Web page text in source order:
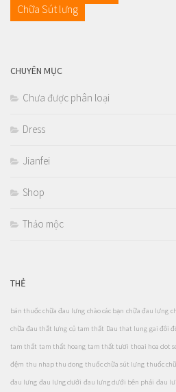
Chữa Sút lưng
CHUYÊN MỤC
Chưa được phân loại
Dress
Jianfei
Shop
Thảo mộc
THẺ
bán thuốc chữa đau lưng chào các bạn chữa đau lưng
chữa đau thắt lưng củ tam thất Dau that lung gai đôi
tam thất tam thất hoang tam thất tươi thoai hoa dot
đệm thu nhap thu dong thuốc chữa sút lưng thuốc
đau lưng đau lưng dưới đau lưng dưới bên phải đau